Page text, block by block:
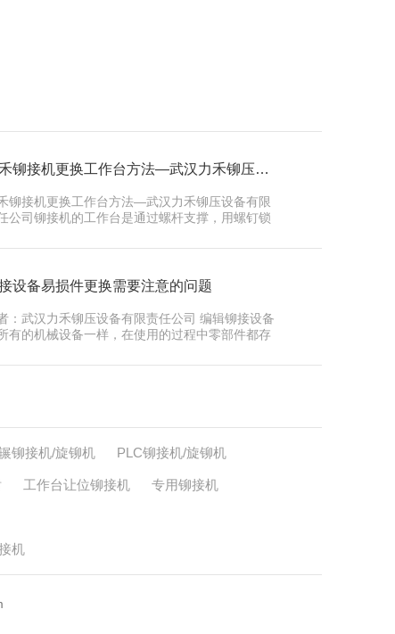
力禾铆接机更换工作台方法—武汉力禾铆压设备有限责任公司
铆接机更换工作台方法—武汉力禾铆压设备有限
公司铆接机的工作台是通过螺杆支撑，用螺钉锁
设备易损件更换需要注意的问题
：武汉力禾铆压设备有限责任公司 编辑铆接设备
有的机械设备一样，在使用的过程中零部件都存
铆接机/旋铆机 PLC铆接机/旋铆机
工作台让位铆接机 专用铆接机
机